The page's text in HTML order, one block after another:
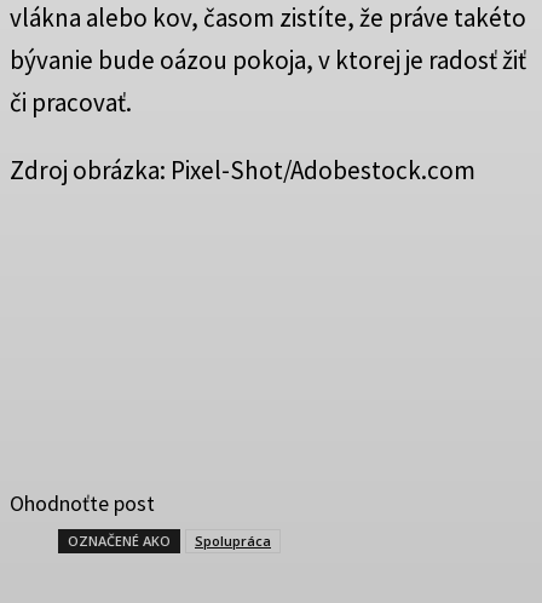
vlákna alebo kov, časom zistíte, že práve takéto
bývanie bude oázou pokoja, v ktorej je radosť žiť
či pracovať.
Zdroj obrázka: Pixel-Shot/Adobestock.com
Ohodnoťte post
OZNAČENÉ AKO Spolupráca